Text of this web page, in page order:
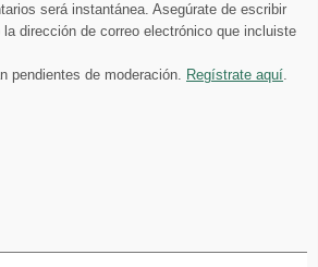
será instantánea. Asegúrate de escribir
dirección de correo electrónico que incluiste
pendientes de moderación. Regístrate aquí.